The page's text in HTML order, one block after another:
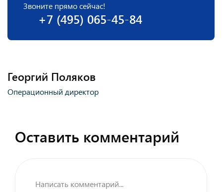
Звоните прямо сейчас!
+7 (495) 065-45-84
Георгий Поляков
Операционный директор
Оставить комментарий